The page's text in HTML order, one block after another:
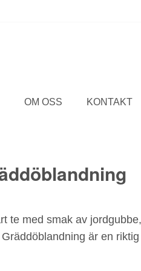
OM OSS KONTAKT
te med smak av
är en